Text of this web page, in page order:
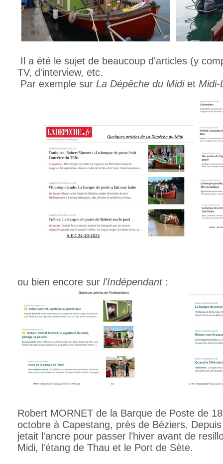
Il a été le sujet de beaucoup d'articles (y
TV, d'interview, etc.
Par exemple sur La Dépêche du Midi et
ou bien encore sur l'Indépendant:
Robert MORNET de la Barque de Poste de
octobre à Capestang, près de Béziers.
jetait l'ancre pour passer l'hiver avant de
Midi, l'étang de Thau et le Port de Sète.